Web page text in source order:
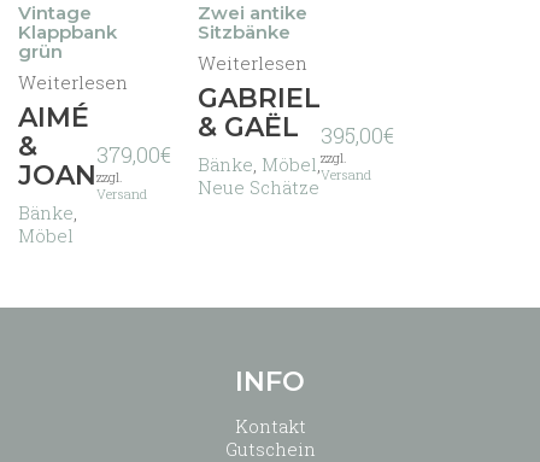
Vintage
Klappbank
grün
Weiterlesen
AIMÉ
&
JOAN
Bänke,
Möbel
379,00€
zzgl.
Versand
Zwei antike
Sitzbänke
Weiterlesen
GABRIEL
& GAËL
Bänke, Möbel,
Neue Schätze
395,00€
zzgl.
Versand
INFO
Kontakt
Gutschein